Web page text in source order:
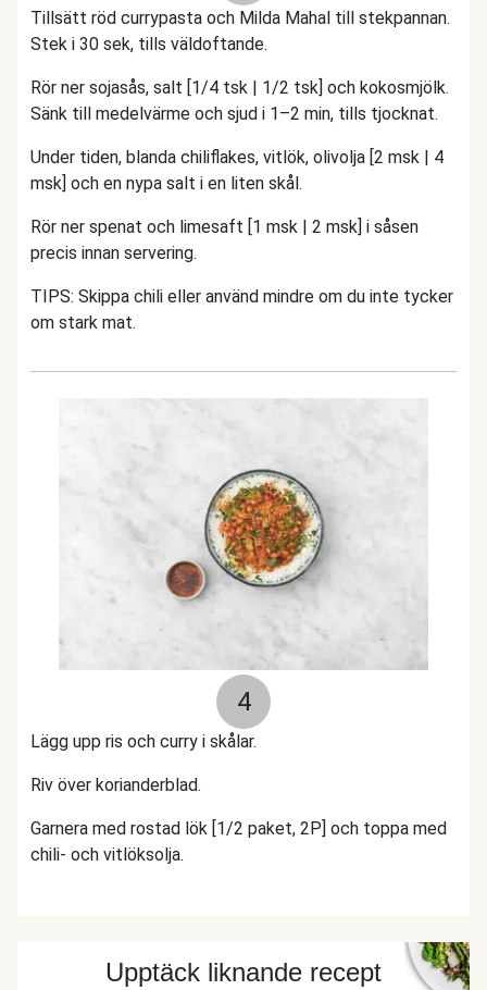
Tillsätt röd currypasta och Milda Mahal till stekpannan.
Stek i 30 sek, tills väldoftande.
Rör ner sojasås, salt [1/4 tsk | 1/2 tsk] och kokosmjölk.
Sänk till medelvärme och sjud i 1–2 min, tills tjocknat.
Under tiden, blanda chiliflakes, vitlök, olivolja [2 msk | 4
msk] och en nypa salt i en liten skål.
Rör ner spenat och limesaft [1 msk | 2 msk] i såsen
precis innan servering.
TIPS: Skippa chili eller använd mindre om du inte tycker
om stark mat.
4
Lägg upp ris och curry i skålar.
Riv över korianderblad.
Garnera med rostad lök [1/2 paket, 2P] och toppa med
chili- och vitlöksolja.
Upptäck liknande recept